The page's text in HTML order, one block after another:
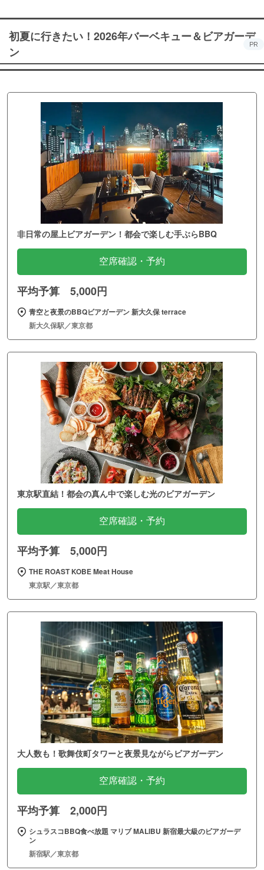
初夏に行きたい！2026年バーベキュー＆ビアガーデ
ン
PR
非日常の屋上ビアガーデン！都会で楽しむ手ぶらBBQ
空席確認・予約
平均予算 5,000円
青空と夜景のBBQビアガーデン 新大久保 terrace
新大久保駅／東京都
東京駅直結！都会の真ん中で楽しむ光のビアガーデン
空席確認・予約
平均予算 5,000円
THE ROAST KOBE Meat House
東京駅／東京都
大人数も！歌舞伎町タワーと夜景見ながらビアガーデン
空席確認・予約
平均予算 2,000円
シュラスコBBQ食べ放題 マリブ MALIBU 新宿最大級のビアガーデ
ン
新宿駅／東京都